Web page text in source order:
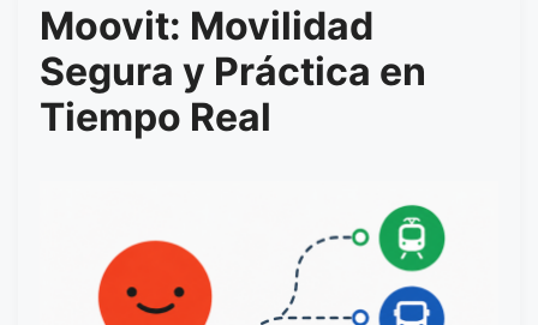
Moovit: Movilidad
Segura y Práctica en
Tiempo Real